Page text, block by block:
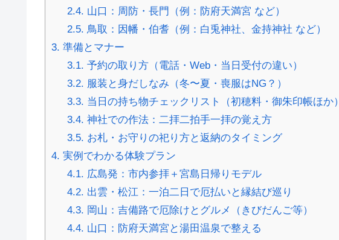
2.4. 山口：周防・長門（例：防府天満宮 など）
2.5. 鳥取：因幡・伯耆（例：白兎神社、金持神社 など）
3. 準備とマナー
3.1. 予約の取り方（電話・Web・当日受付の違い）
3.2. 服装と身だしなみ（冬〜夏・喪服はNG？）
3.3. 当日の持ち物チェックリスト（初穂料・御朱印帳ほか）
3.4. 神社での作法：二拝二拍手一拝の覚え方
3.5. お札・お守りの祀り方と返納のタイミング
4. 実例でわかる体験プラン
4.1. 広島発：市内参拝＋宮島日帰りモデル
4.2. 出雲・松江：一泊二日で厄払いと縁結び巡り
4.3. 岡山：吉備路で厄除けとグルメ（きびだんご等）
4.4. 山口：防府天満宮と湯田温泉で整える